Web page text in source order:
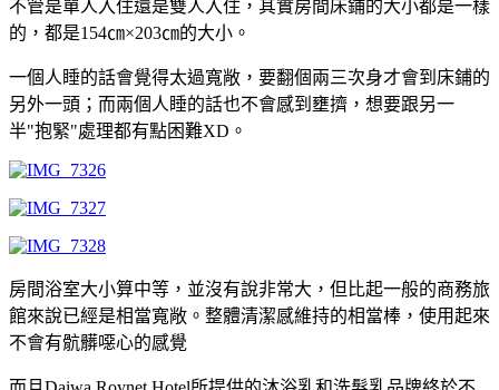
不管是單人入住還是雙人入住，其實房間床鋪的大小都是一樣
的，都是154㎝×203㎝的大小。
一個人睡的話會覺得太過寬敞，要翻個兩三次身才會到床鋪的
另外一頭；而兩個人睡的話也不會感到壅擠，想要跟另一
半"抱緊"處理都有點困難XD。
房間浴室大小算中等，並沒有說非常大，但比起一般的商務旅
館來說已經是相當寬敞。整體清潔感維持的相當棒，使用起來
不會有骯髒噁心的感覺